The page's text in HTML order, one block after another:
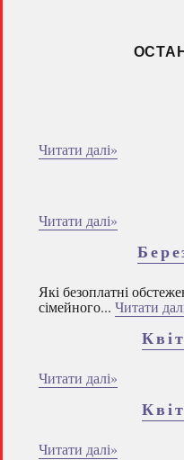
Читати далі»
Читати далі»
Які безоплатні
сімейного... Читати
Читати далі»
Читати далі»